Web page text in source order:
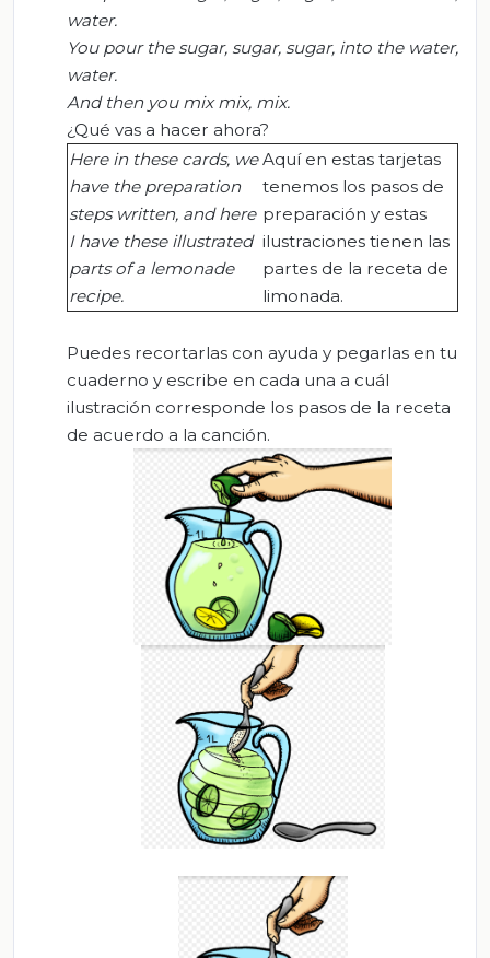
water.
You pour the sugar, sugar, sugar, into the water,
water.
And then you mixmix, mix.
¿Qué vas a hacer ahora?
Here in these cards, we
have the preparation
steps written, and here
I have these illustrated
parts of a lemonade
recipe.
Aquí en estas tarjetas
tenemos los pasos de
preparación y estas
ilustraciones tienen las
partes de la receta de
limonada.
Puedes recortarlas con ayuda y pegarlas en tu
cuaderno y escribe en cada una a cuál
ilustración corresponde los pasos de la receta
de acuerdo a la canción.